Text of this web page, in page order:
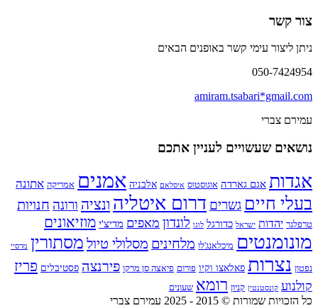
צור קשר
ניתן ליצור עימי קשר באופנים הבאים
050-7424954
amiram.tsabari*gmail.com
עמירם צברי
נושאים שעשויים לעניין אתכם
אגדות אגם גארדה אוגוסטוס איסלאם אלבניה אמנים אמריקה אתונה
בעלי חיים גשרים דרום איטליה ונציה ורונה חנויות
טרפלגר יהדות ישראל כדורגל לוגו לונדון מאפים מדיצ'י מוזיאונים
מונומנטים מיכלאנג'לו מלחינים מסלולי טיול מסתורין מרסיי
נפטון נצרות פאלאצו וקיו פורום פיאצה סן מרקו פירנצה פסטיבלים פריז
קולנוע קונסטנטין קניון רומא שעונים
כל הזכויות שמורות © 2015 - 2025 עמירם צברי